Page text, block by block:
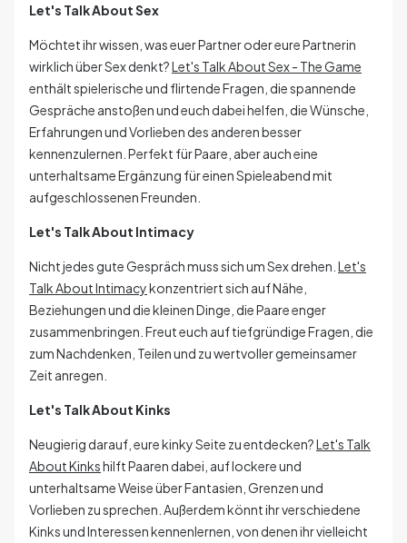
Let's Talk About Sex
Möchtet ihr wissen, was euer Partner oder eure Partnerin
wirklich über Sex denkt?Let's Talk About Sex - The Game
enthält spielerische und flirtende Fragen, die spannende
Gespräche anstoßen und euch dabei helfen, die Wünsche,
Erfahrungen und Vorlieben des anderen besser
kennenzulernen. Perfekt für Paare, aber auch eine
unterhaltsame Ergänzung für einen Spieleabend mit
aufgeschlossenen Freunden.
Let's Talk About Intimacy
Nicht jedes gute Gespräch muss sich um Sex drehen. Let's
Talk About Intimacykonzentriert sich auf Nähe,
Beziehungen und die kleinen Dinge, die Paare enger
zusammenbringen. Freut euch auf tiefgründige Fragen, die
zum Nachdenken, Teilen und zu wertvoller gemeinsamer
Zeit anregen.
Let's Talk About Kinks
Neugierig darauf, eure kinky Seite zu entdecken?Let's Talk
About Kinkshilft Paaren dabei, auf lockere und
unterhaltsame Weise über Fantasien, Grenzen und
Vorlieben zu sprechen. Außerdem könnt ihr verschiedene
Kinks und Interessen kennenlernen, von denen ihr vielleicht